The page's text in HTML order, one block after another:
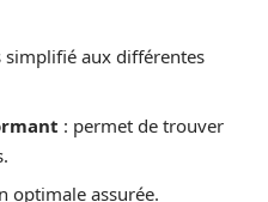
simplifié aux différentes
: permet de trouver
optimale assurée.